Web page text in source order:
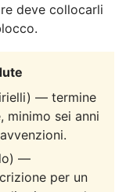
deve collocarli
— termine
minimo sei anni
—
per un